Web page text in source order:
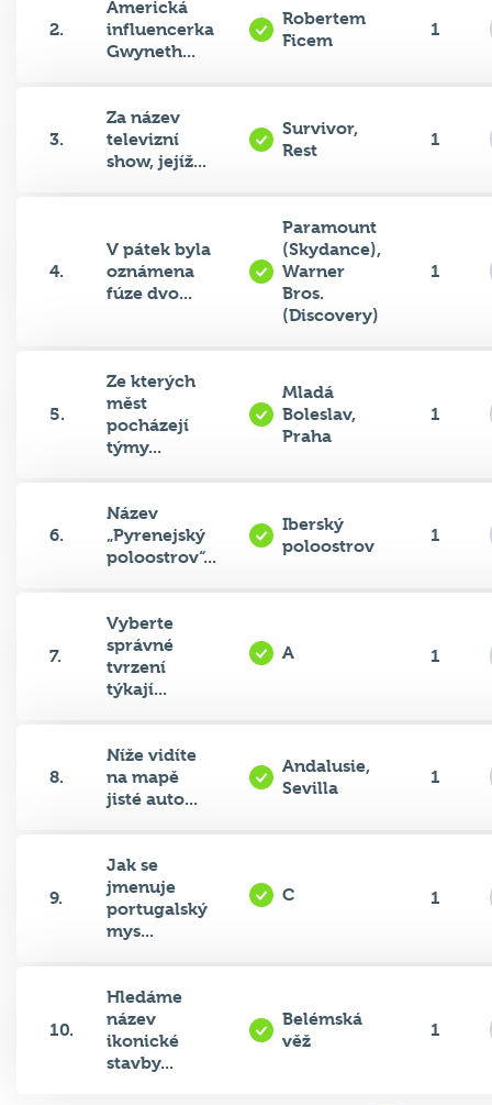
2.
Americká
influencerka
Gwyneth...
Robertem
Ficem
1
3.
Za název
televizní
show, jejíž...
Survivor,
Rest
1
4.
V pátek byla
oznámena
fúze dvo...
Paramount
(Skydance),
Warner
Bros.
(Discovery)
1
5.
Ze kterých
měst
pocházejí
týmy...
Mladá
Boleslav,
Praha
1
6.
Název
„Pyrenejský
poloostrov“...
Iberský
poloostrov
1
7.
Vyberte
správné
tvrzení
týkají...
A 1
8.
Níže vidíte
na mapě
jisté auto...
Andalusie,
Sevilla
1
9.
Jak se
jmenuje
portugalský
mys...
C 1
10.
Hledáme
název
ikonické
stavby...
Belémská
věž
1